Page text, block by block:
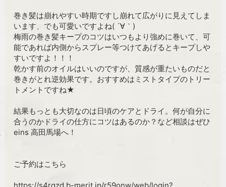
巻き髪は崩れやすい時期ですし崩れて広がりに見えてしま
います、でも可愛いですよね( ´∀｀)
梅雨の巻き髪キープのコツはいつもより強めに巻いて、可
能であれば内側からスプレー等つけてあげるとキープしや
すいですよ！！！
乾かす前のオイルはいいのですが、質感が重たいものだと
巻きがとれ逆効果です。おすすめはミストタイプのトリー
トメントですね★
結果もっとも大切なのは日頃のケアとドライ。何が自分に
合うのかドライの仕方にコツはあるのか？など相談はぜひ
eins 高田馬場へ！
ご予約はこちら